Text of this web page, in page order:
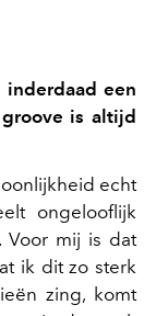
inderdaad een
is altijd
echt
ongelooflijk
Voor mij is dat
ik dit zo sterk
zing, komt